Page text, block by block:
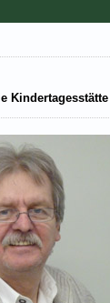
Kindertagesstätte